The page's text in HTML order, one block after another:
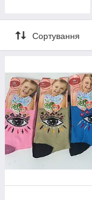
Сортування